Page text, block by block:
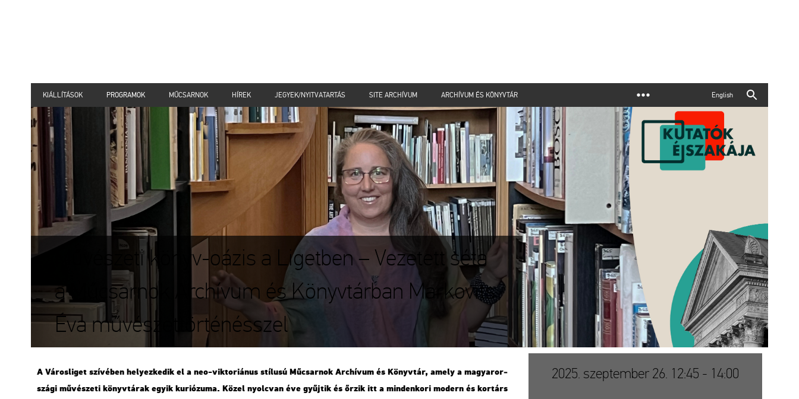
KIÁLLÍTÁSOK PROGRAMOK MŰCSARNOK HÍREK JEGYEK/NYITVATARTÁS SITE ARCHÍVUM ARCHÍVUM ÉS KÖNYVTÁR English
Művészeti könyv-oázis a Ligetben – Vezetett séta
a Műcsarnok Archívum és Könyvtárban Markovits
Éva művészettörténésszel
A Vá­ros­li­get szí­vé­ben he­lyez­ke­dik el a neo-vik­to­ri­á­nus stí­lu­sú Mű­csar­nok Ar­chí­vum és Könyv­tár, amely a ma­gyar­or­
szá­gi mű­vé­sze­ti könyv­tá­rak egyik ku­ri­ó­zu­ma. Közel nyolc­van éve gyűj­tik és őrzik itt a min­den­ko­ri mo­dern és kor­társ
2025. szeptember 26. 12:45 - 14:00